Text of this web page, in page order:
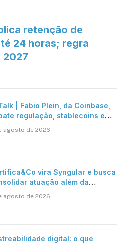
retenção de
24 horas; regra
2027
Talk | Fabio Plein, da Coinbase,
regulação, stablecoins e
onchain
agosto de 2026
vira Syngular e busca
atuação além da
digital
agosto de 2026
digital: o que